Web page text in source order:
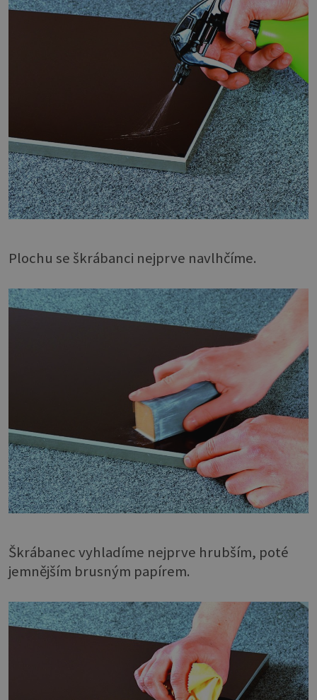
Plochu se škrábanci nejprve navlhčíme.
Škrábanec vyhladíme nejprve hrubším, poté
jemnějším brusným papírem.